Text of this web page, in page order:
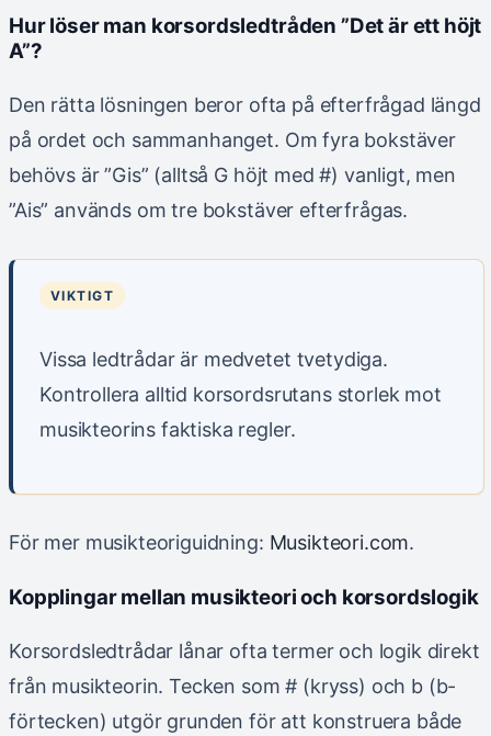
Hur löser man korsordsledtråden ”Det är ett höjt
A”?
Den rätta lösningen beror ofta på efterfrågad längd
på ordet och sammanhanget. Om fyra bokstäver
behövs är ”Gis” (alltså G höjt med #) vanligt, men
”Ais” används om tre bokstäver efterfrågas.
VIKTIGT
Vissa ledtrådar är medvetet tvetydiga.
Kontrollera alltid korsordsrutans storlek mot
musikteorins faktiska regler.
För mer musikteoriguidning: Musikteori.com.
Kopplingar mellan musikteori och korsordslogik
Korsordsledtrådar lånar ofta termer och logik direkt
från musikteorin. Tecken som # (kryss) och b (b-
förtecken) utgör grunden för att konstruera både